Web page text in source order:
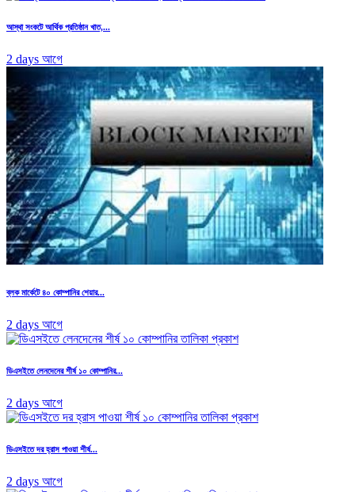
আস্থা সংকটে আর্থিক প্রতিষ্ঠান খাত,...
2 days আগে
ব্লক মার্কেটে ৪০ কোম্পানির শেয়ার...
2 days আগে
ডিএসইতে লেনদেনের শীর্ষ ১০ কোম্পানির...
2 days আগে
ডিএসইতে দর হ্রাস পাওয়া শীর্ষ...
2 days আগে